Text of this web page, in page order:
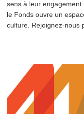
sens à leur engagement
le Fonds ouvre un
culture. Rejoignez-nous